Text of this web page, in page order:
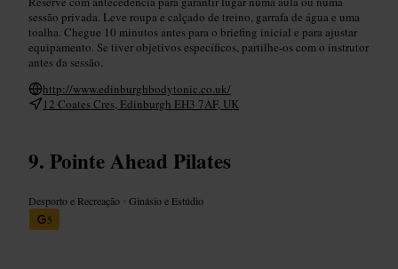
sessão privada. Leve roupa e calçado de treino, garrafa de água e uma
toalha. Chegue 10 minutos antes para o briefing inicial e para ajustar
equipamento. Se tiver objetivos específicos, partilhe-os com o instrutor
antes da sessão.
http://www.edinburghbodytonic.co.uk/
12 Coates Cres, Edinburgh EH3 7AF, UK
Pointe Ahead Pilates
Desporto e Recreação •Ginásio e Estúdio
5